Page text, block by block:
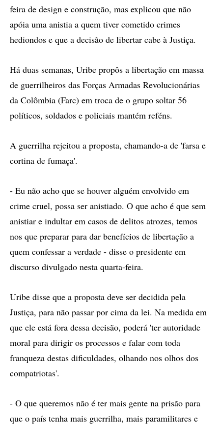
feira de design e construção, mas explicou que não
apóia uma anistia a quem tiver cometido crimes
hediondos e que a decisão de libertar cabe à Justiça.
Há duas semanas, Uribe propôs a libertação em massa
de guerrilheiros das Forças Armadas Revolucionárias
da Colômbia (Farc) em troca de o grupo soltar 56
políticos, soldados e policiais mantém reféns.
A guerrilha rejeitou a proposta, chamando-a de 'farsa e
cortina de fumaça'.
- Eu não acho que se houver alguém envolvido em
crime cruel, possa ser anistiado. O que acho é que sem
anistiar e indultar em casos de delitos atrozes, temos
nos que preparar para dar benefícios de libertação a
quem confessar a verdade - disse o presidente em
discurso divulgado nesta quarta-feira.
Uribe disse que a proposta deve ser decidida pela
Justiça, para não passar por cima da lei. Na medida em
que ele está fora dessa decisão, poderá 'ter autoridade
moral para dirigir os processos e falar com toda
franqueza destas dificuldades, olhando nos olhos dos
compatriotas'.
- O que queremos não é ter mais gente na prisão para
que o país tenha mais guerrilha, mais paramilitares e